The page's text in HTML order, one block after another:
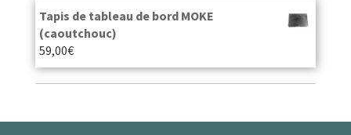
Tapis de tableau de bord MOKE
(caoutchouc)
59,00€